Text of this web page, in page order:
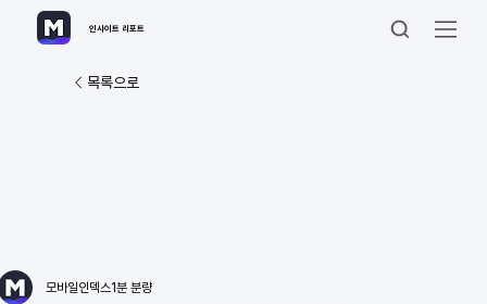
인사이트 리포트
목록으로
모바일인덱스1분 분량